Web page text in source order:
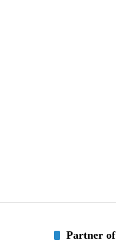
Partner of